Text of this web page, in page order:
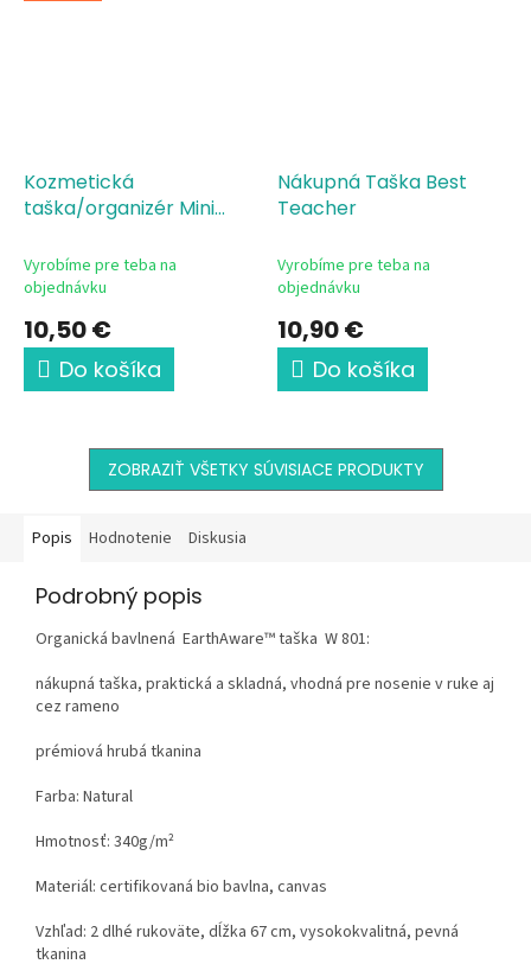
Kozmetická
taška/organizér Mini
učiteľa
Vyrobíme pre teba na
objednávku
10,50 €
Do košíka
Nákupná Taška Best
Teacher
Vyrobíme pre teba na
objednávku
10,90 €
Do košíka
ZOBRAZIŤ VŠETKY SÚVISIACE PRODUKTY
Popis Hodnotenie Diskusia
Podrobný popis
Organická bavlnená EarthAware™ taška W 801:
nákupná taška, praktická a skladná, vhodná pre nosenie v ruke aj
cez rameno
prémiová hrubá tkanina
Farba: Natural
Hmotnosť: 340g/m²
Materiál: certifikovaná bio bavlna, canvas
Vzhľad: 2 dlhé rukoväte, dĺžka 67 cm, vysokokvalitná, pevná
tkanina